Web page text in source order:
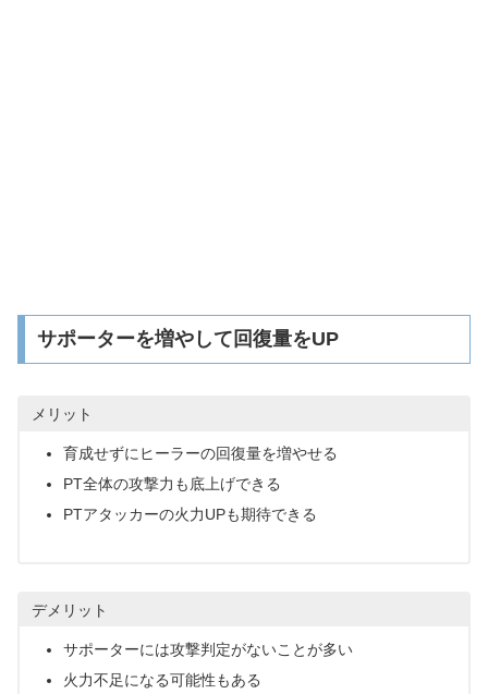
サポーターを増やして回復量をUP
メリット
育成せずにヒーラーの回復量を増やせる
PT全体の攻撃力も底上げできる
PTアタッカーの火力UPも期待できる
デメリット
サポーターには攻撃判定がないことが多い
火力不足になる可能性もある